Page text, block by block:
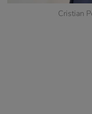
Cristian